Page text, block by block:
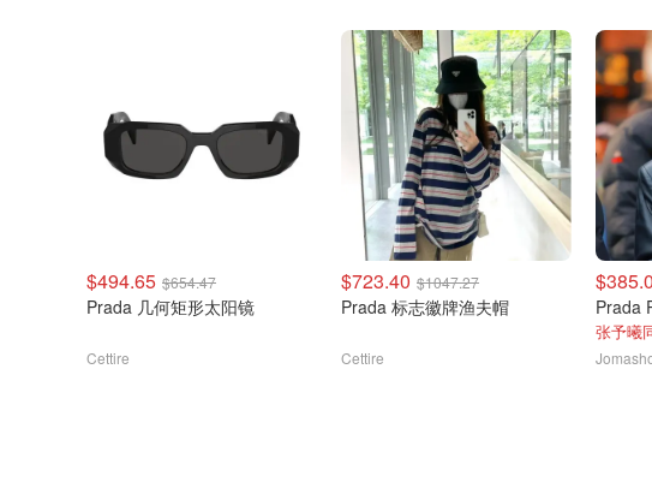
$494.65 $654.47
Prada 几何矩形太阳镜
Cettire
$723.40 $1047.27
Prada 标志徽牌渔夫帽
Cettire
张予曦